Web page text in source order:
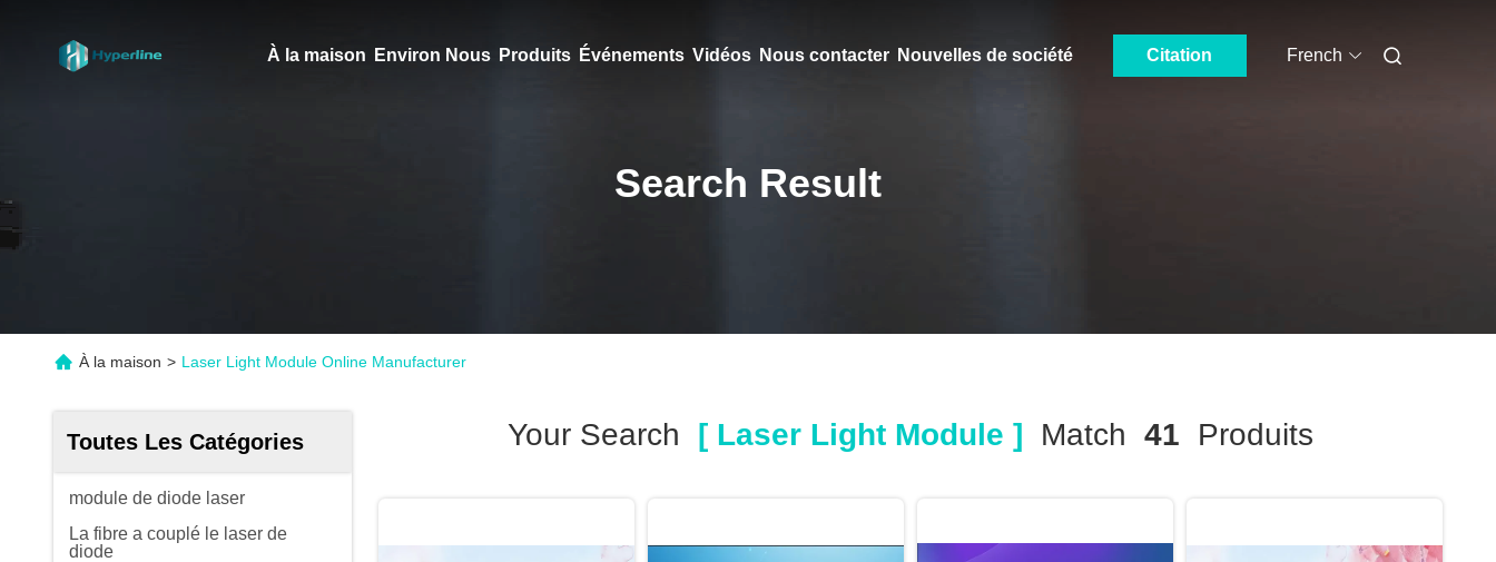
À la maison Environ Nous Produits Événements Vidéos Nous contacter Nouvelles de société Citation French
Search Result
À la maison > Laser Light Module Online Manufacturer
Toutes Les Catégories
module de diode laser
La fibre a couplé le laser de
diode
Your Search [ Laser Light Module ] Match 41 Produits